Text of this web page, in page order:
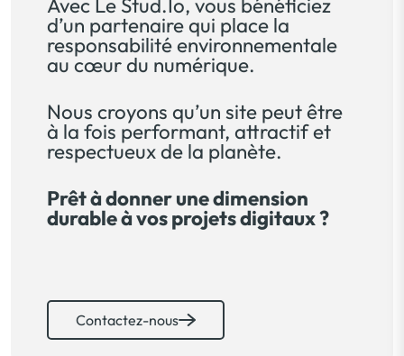
Avec Le Stud.Io, vous bénéficiez
d’un partenaire qui place la
responsabilité environnementale
au cœur du numérique.
Nous croyons qu’un site peut être
à la fois performant, attractif et
respectueux de la planète.
Prêt à donner une dimension
durable à vos projets digitaux ?
Contactez-nous